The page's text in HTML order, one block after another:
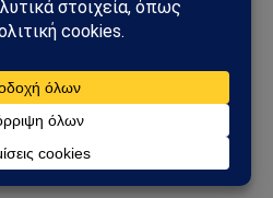
η Ελλάδα